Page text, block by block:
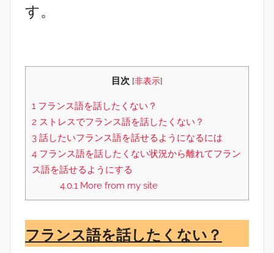
す。
目次 [非表示]
1 フランス語を話したくない？
2 ストレスでフランス語を話したくない？
3 話したいフランス語を話せるようになるには
4 フランス語を話したくない状況から離れてフラン
ス語を話せるようにする
4.0.1More from my site
フランス語を話したくない？